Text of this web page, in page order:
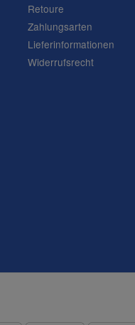
Retoure
Zahlungsarten
Lieferinformationen
Widerrufsrecht